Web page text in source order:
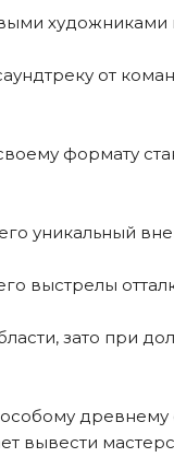
от
формату
уникальный
выстрелы
зато при
древнему
вывести